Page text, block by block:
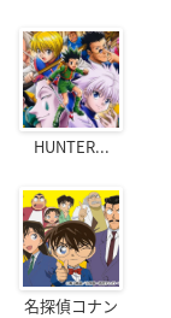
HUNTER...
名探偵コナン